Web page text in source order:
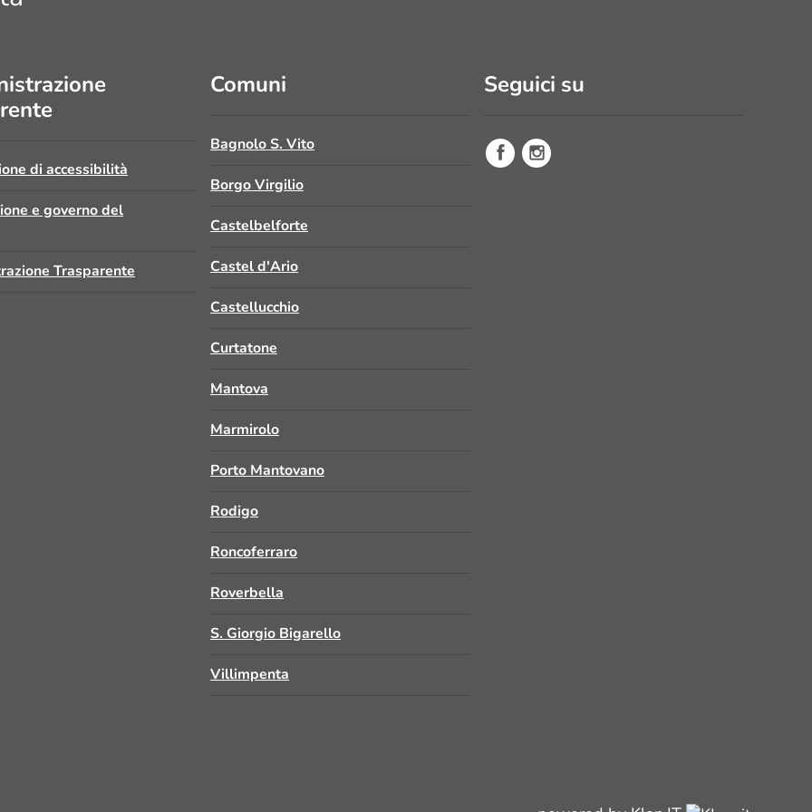
di accessibilità
e governo del
Trasparente
Comuni
Bagnolo S. Vito
Borgo Virgilio
Castelbelforte
Castel d'Ario
Castellucchio
Curtatone
Mantova
Marmirolo
Porto Mantovano
Rodigo
Roncoferraro
Roverbella
S. Giorgio Bigarello
Villimpenta
Seguici su